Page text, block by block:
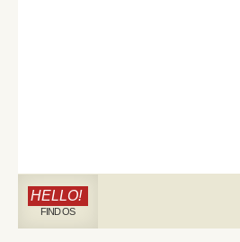
HELLO!
FIND OS